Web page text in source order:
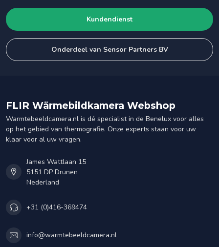
Kundendienst
Onderdeel van Sensor Partners BV
FLIR Wärmebildkamera Webshop
Warmtebeeldcamera.nl is dé specialist in de Benelux voor alles
op het gebied van thermografie. Onze experts staan voor uw
klaar voor al uw vragen.
James Wattlaan 15
5151 DP Drunen
Nederland
+31 (0)416-369474
info@warmtebeeldcamera.nl